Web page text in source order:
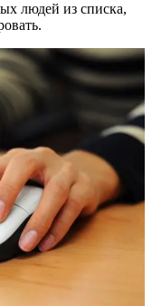
людей из списка,